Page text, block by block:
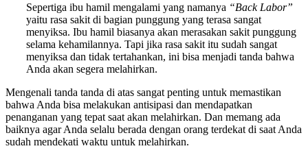
Sepertiga ibu hamil mengalami yang namanya “Back Labor”
yaitu rasa sakit di bagian punggung yang terasa sangat
menyiksa. Ibu hamil biasanya akan merasakan sakit punggung
selama kehamilannya. Tapi jika rasa sakit itu sudah sangat
menyiksa dan tidak tertahankan, ini bisa menjadi tanda bahwa
Anda akan segera melahirkan.
Mengenali tanda tanda di atas sangat penting untuk memastikan
bahwa Anda bisa melakukan antisipasi dan mendapatkan
penanganan yang tepat saat akan melahirkan. Dan memang ada
baiknya agar Anda selalu berada dengan orang terdekat di saat Anda
sudah mendekati waktu untuk melahirkan.